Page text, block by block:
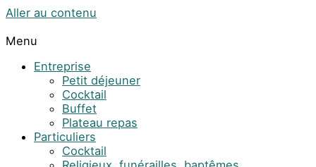
Aller au contenu
Menu
Entreprise
Petit déjeuner
Cocktail
Buffet
Plateau repas
Particuliers
Cocktail